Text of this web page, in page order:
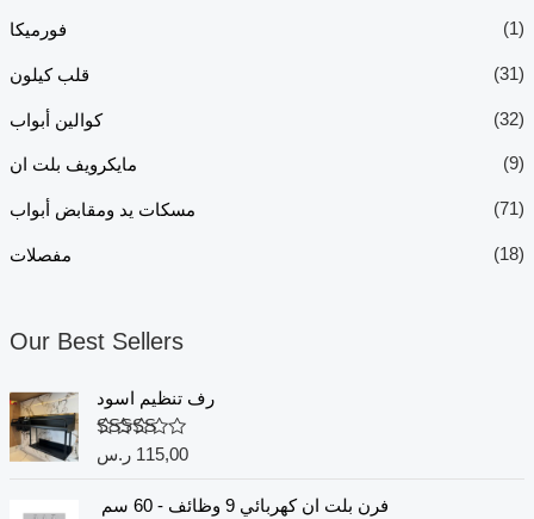
فورميكا (1)
قلب كيلون (31)
كوالين أبواب (32)
مايكرويف بلت ان (9)
مسكات يد ومقابض أبواب (71)
مفصلات (18)
Our Best Sellers
رف تنظيم اسود
Rated5.00
out of 5
115,00 ر.س
فرن بلت ان كهربائي 9 وظائف - 60 سم